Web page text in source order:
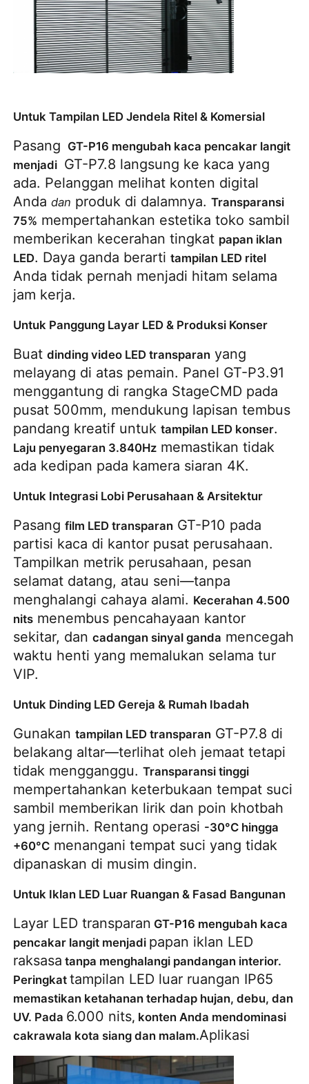
Untuk Tampilan LED Jendela Ritel & Komersial
Pasang GT-P16 mengubah kaca pencakar langit
menjadi GT-P7.8 langsung ke kaca yang
ada. Pelanggan melihat konten digital
Anda dan produk di dalamnya. Transparansi
75% mempertahankan estetika toko sambil
memberikan kecerahan tingkat papan iklan
LED. Daya ganda berarti tampilan LED ritel
Anda tidak pernah menjadi hitam selama
jam kerja.
Untuk Panggung Layar LED & Produksi Konser
Buat dinding video LED transparan yang
melayang di atas pemain. Panel GT-P3.91
menggantung di rangka StageCMD pada
pusat 500mm, mendukung lapisan tembus
pandang kreatif untuk tampilan LED konser
Laju penyegaran 3.840Hz memastikan tidak
ada kedipan pada kamera siaran 4K.
Untuk Integrasi Lobi Perusahaan & Arsitektur
Pasang film LED transparan GT-P10 pada
partisi kaca di kantor pusat perusahaan.
Tampilkan metrik perusahaan, pesan
selamat datang, atau seni—tanpa
menghalangi cahaya alami. Kecerahan 4.500
nits menembus pencahayaan kantor
sekitar, dan cadangan sinyal ganda mencegah
waktu henti yang memalukan selama tur
VIP.
Untuk Dinding LED Gereja & Rumah Ibadah
Gunakan tampilan LED transparan GT-P7.8 di
belakang altar—terlihat oleh jemaat tetapi
tidak mengganggu. Transparansi tinggi
mempertahankan keterbukaan tempat suci
sambil memberikan lirik dan poin khotbah
yang jernih. Rentang operasi -30°C hingga
+60°C menangani tempat suci yang tidak
dipanaskan di musim dingin.
Untuk Iklan LED Luar Ruangan & Fasad Bangunan
Layar LED transparan GT-P16 mengubah kaca
pencakar langit menjadi papan iklan LED
raksasa tanpa menghalangi pandangan interior.
Peringkat tampilan LED luar ruangan IP65
memastikan ketahanan terhadap hujan, debu, dan
UV. Pada 6.000 nits, konten Anda mendominasi
cakrawala kota siang dan malam.Aplikasi